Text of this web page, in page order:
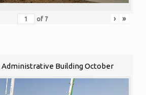
of 7 › »
Administrative Building October